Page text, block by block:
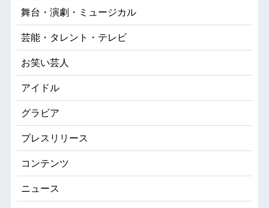
舞台・演劇・ミュージカル
芸能・タレント・テレビ
お笑い芸人
アイドル
グラビア
プレスリリース
コンテンツ
ニュース